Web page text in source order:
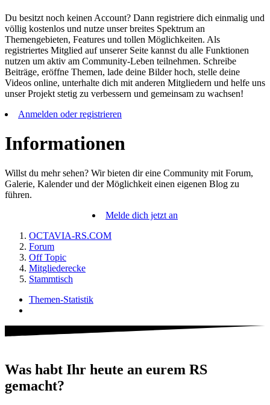
Du besitzt noch keinen Account? Dann registriere dich einmalig und
völlig kostenlos und nutze unser breites Spektrum an
Themengebieten, Features und tollen Möglichkeiten. Als
registriertes Mitglied auf unserer Seite kannst du alle Funktionen
nutzen um aktiv am Community-Leben teilnehmen. Schreibe
Beiträge, eröffne Themen, lade deine Bilder hoch, stelle deine
Videos online, unterhalte dich mit anderen Mitgliedern und helfe uns
unser Projekt stetig zu verbessern und gemeinsam zu wachsen!
Anmelden oder registrieren
Informationen
Willst du mehr sehen? Wir bieten dir eine Community mit Forum,
Galerie, Kalender und der Möglichkeit einen eigenen Blog zu
führen.
Melde dich jetzt an
OCTAVIA-RS.COM
Forum
Off Topic
Mitgliederecke
Stammtisch
Themen-Statistik
Was habt Ihr heute an eurem RS
gemacht?